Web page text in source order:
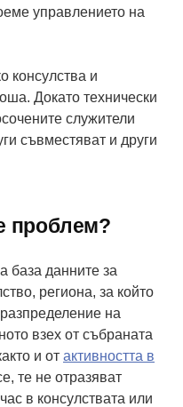
управлението на
консулства и
Докато технически
служители
съвместяват и други
проблем?
база данните за
региона, за който
на
взех от събраната
и от активността в
те не отразяват
в консулствата или